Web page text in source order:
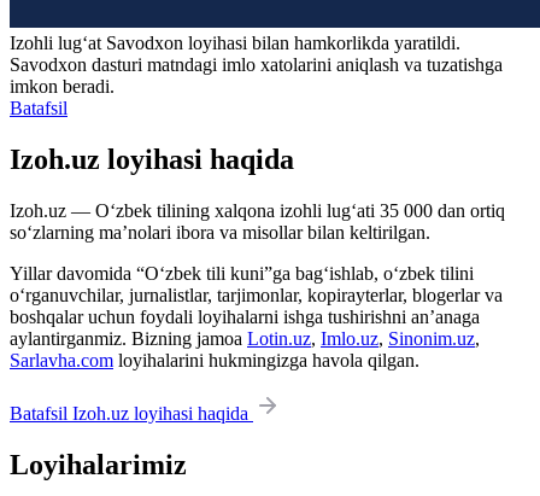
Izohli lugʻat Savodxon loyihasi bilan hamkorlikda yaratildi.
Savodxon dasturi matndagi imlo xatolarini aniqlash va tuzatishga
imkon beradi.
Batafsil
Izoh.uz loyihasi haqida
Izoh.uz — O‘zbek tilining xalqona izohli lug‘ati 35 000 dan ortiq
so‘zlarning ma’nolari ibora va misollar bilan keltirilgan.
Yillar davomida “O‘zbek tili kuni”ga bag‘ishlab, o‘zbek tilini
o‘rganuvchilar, jurnalistlar, tarjimonlar, kopirayterlar, blogerlar va
boshqalar uchun foydali loyihalarni ishga tushirishni an’anaga
aylantirganmiz. Bizning jamoa Lotin.uz, Imlo.uz, Sinonim.uz,
Sarlavha.com loyihalarini hukmingizga havola qilgan.
Batafsil Izoh.uz loyihasi haqida
Loyihalarimiz